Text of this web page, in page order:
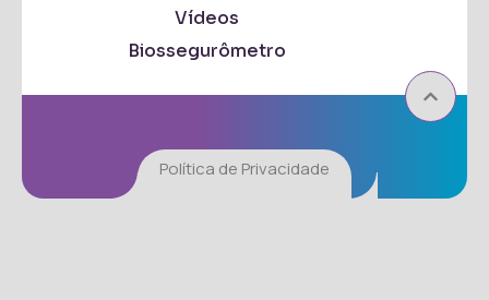
Vídeos
Biossegurômetro
Política de Privacidade